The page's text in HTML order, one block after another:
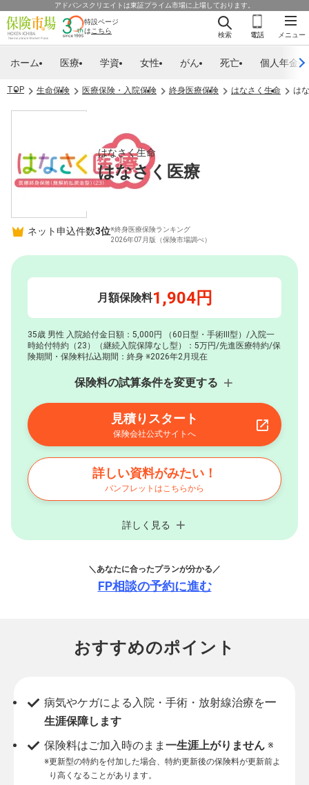
アドバンスクリエイトは東証プライム市場に上場しております。
メニュー
検索
特設ページ
は こちら
電話
ホーム 医療 学資 女性 がん 死亡 個人年金
TOP 生命保険 医療保険・入院保険 終身医療保険 はなさく生命 は
はなさく生命
はなさく医療
ネット申込件数3位※終身医療保険ランキング
2026年07月版（保険市場調べ）
月額保険料1,904円
35歳 男性 入院給付金日額：5,000円
（60日型・手術Ⅲ型）/入院一
時給付特約（23）（継続入院保障なし型）：5万円/先進医療特約/保
険期間・保険料払込期間：終身 ※2026年2月現在
保険料の試算条件を変更する
見積りスタート
保険会社公式サイトへ
詳しい資料がみたい！
パンフレットはこちらから
詳しく見る
＼あなたに合ったプランが分かる／
FP相談の予約に進む
おすすめのポイント
病気やケガによる入院・手術・放射線治療を一
生涯保障します
保険料はご加入時のまま 一生涯上がりません ※
※更新型の特約を付加した場合、特約更新後の保険料が更新前よ
り高くなることがあります。